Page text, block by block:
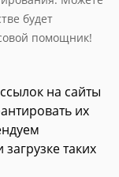
будет
помощник!
на сайты
их
таких